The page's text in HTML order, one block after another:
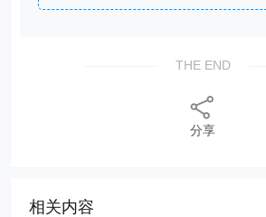
THE END
分享
相关内容